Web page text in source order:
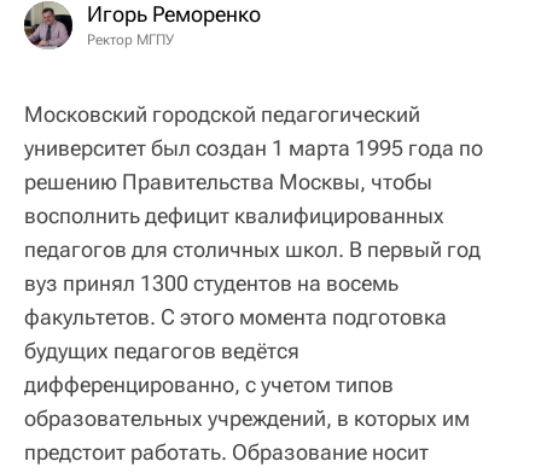
Игорь Реморенко
Ректор МГПУ
Московский городской педагогический
университет был создан 1 марта 1995 года по
решению Правительства Москвы, чтобы
восполнить дефицит квалифицированных
педагогов для столичных школ. В первый год
вуз принял 1300 студентов на восемь
факультетов. С этого момента подготовка
будущих педагогов ведётся
дифференцированно, с учетом типов
образовательных учреждений, в которых им
предстоит работать. Образование носит